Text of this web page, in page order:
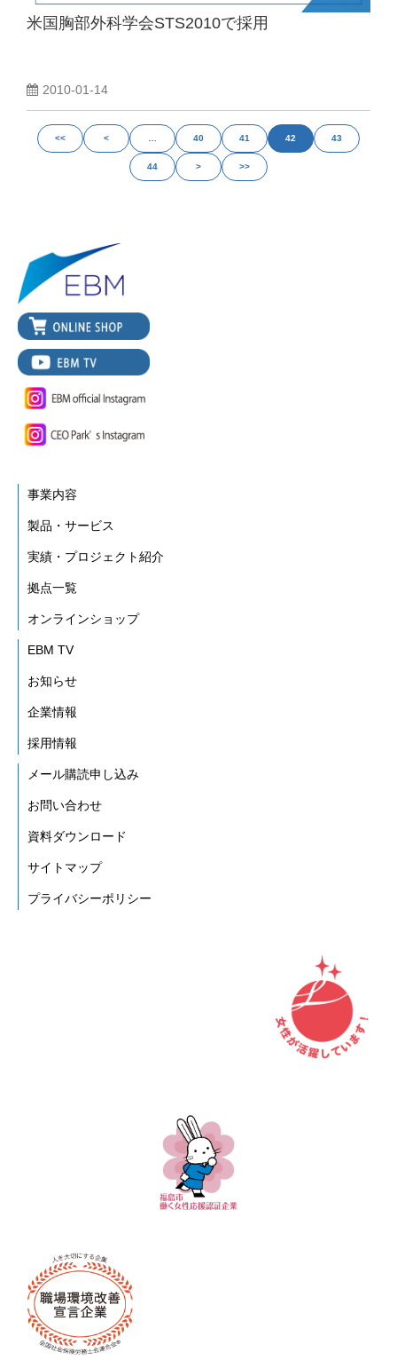
米国胸部外科学会STS2010で採用
2010-01-14
<< < 40 41 42 43
44 > >>
事業内容
製品・サービス
実績・プロジェクト紹介
拠点一覧
オンラインショップ
EBM TV
お知らせ
企業情報
採用情報
メール購読申し込み
お問い合わせ
資料ダウンロード
サイトマップ
プライバシーポリシー